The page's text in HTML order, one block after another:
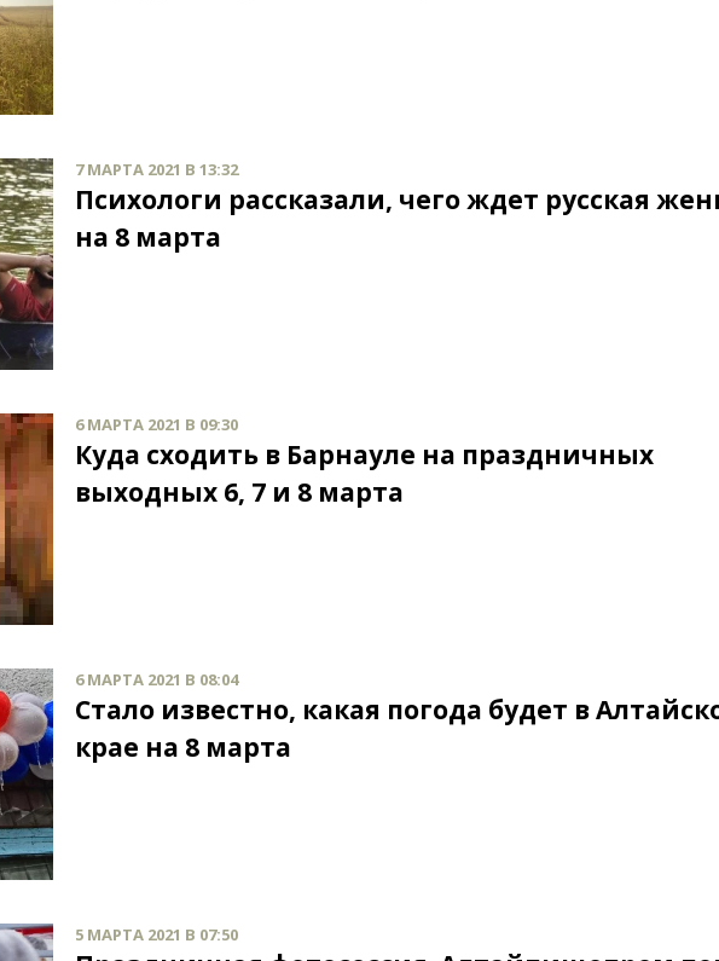
7 МАРТА 2021 В 13:32
Психологи рассказали, чего ждет русская
на 8 марта
6 МАРТА 2021 В 09:30
Куда сходить в Барнауле на праздничных
выходных 6, 7 и 8 марта
6 МАРТА 2021 В 08:04
Стало известно, какая погода будет в
крае на 8 марта
5 МАРТА 2021 В 07:50